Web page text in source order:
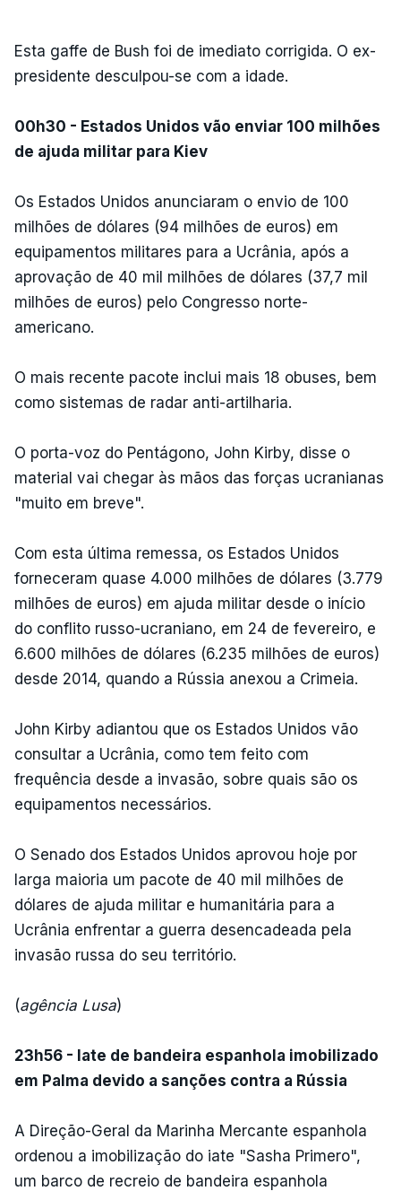
Esta gaffe de Bush foi de imediato corrigida. O ex-
presidente desculpou-se com a idade.
00h30 - Estados Unidos vão enviar 100 milhões
de ajuda militar para Kiev
Os Estados Unidos anunciaram o envio de 100
milhões de dólares (94 milhões de euros) em
equipamentos militares para a Ucrânia, após a
aprovação de 40 mil milhões de dólares (37,7 mil
milhões de euros) pelo Congresso norte-
americano.
O mais recente pacote inclui mais 18 obuses, bem
como sistemas de radar anti-artilharia.
O porta-voz do Pentágono, John Kirby, disse o
material vai chegar às mãos das forças ucranianas
"muito em breve".
Com esta última remessa, os Estados Unidos
forneceram quase 4.000 milhões de dólares (3.779
milhões de euros) em ajuda militar desde o início
do conflito russo-ucraniano, em 24 de fevereiro, e
6.600 milhões de dólares (6.235 milhões de euros)
desde 2014, quando a Rússia anexou a Crimeia.
John Kirby adiantou que os Estados Unidos vão
consultar a Ucrânia, como tem feito com
frequência desde a invasão, sobre quais são os
equipamentos necessários.
O Senado dos Estados Unidos aprovou hoje por
larga maioria um pacote de 40 mil milhões de
dólares de ajuda militar e humanitária para a
Ucrânia enfrentar a guerra desencadeada pela
invasão russa do seu território.
(agência Lusa)
23h56 - Iate de bandeira espanhola imobilizado
em Palma devido a sanções contra a Rússia
A Direção-Geral da Marinha Mercante espanhola
ordenou a imobilização do iate "Sasha Primero",
um barco de recreio de bandeira espanhola